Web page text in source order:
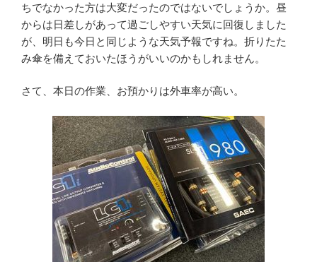
ちでなかった方は大変だったのではないでしょうか。昼
からは日差しがあって過ごしやすい天気に回復しました
が、明日も今日と同じような天気予報ですね。折りたた
み傘を備えておいたほうがいいのかもしれません。
さて、本日の作業、お預かりは外車率が高い。